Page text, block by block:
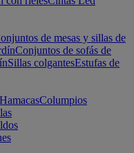
de mesas y sillas de
Conjuntos de sofás de
Sillas colgantesEstufas de
HamacasColumpios